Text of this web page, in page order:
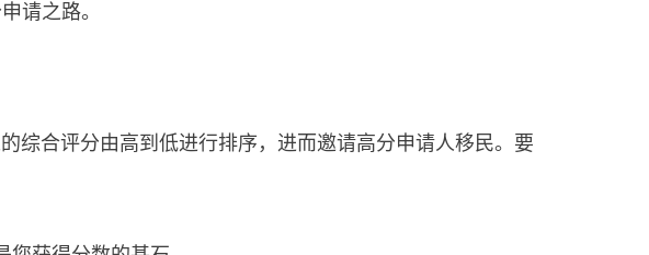
请之路。
综合评分由高到低进行排序，进而邀请高分申请人移民。要